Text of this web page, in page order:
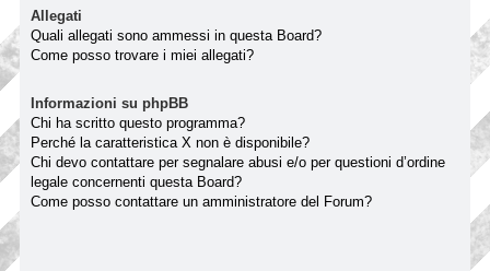
Allegati
Quali allegati sono ammessi in questa Board?
Come posso trovare i miei allegati?
Informazioni su phpBB
Chi ha scritto questo programma?
Perché la caratteristica X non è disponibile?
Chi devo contattare per segnalare abusi e/o per questioni d’ordine
legale concernenti questa Board?
Come posso contattare un amministratore del Forum?